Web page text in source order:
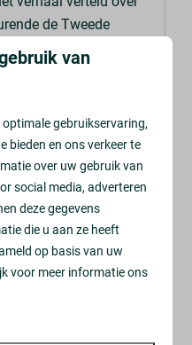
de Tweede
van
gebruikservaring,
bieden en ons verkeer te
over uw gebruik van
social media, adverteren
deze gegevens
die u aan ze heeft
op basis van uw
voor meer informatie ons